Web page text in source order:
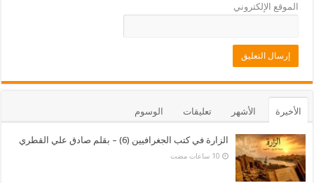
الموقع الإلكتروني
الأخيرة الأشهر تعليقات الوسوم
الزارة في كتب الجغرافيين (6) – بقلم صادق علي القطري